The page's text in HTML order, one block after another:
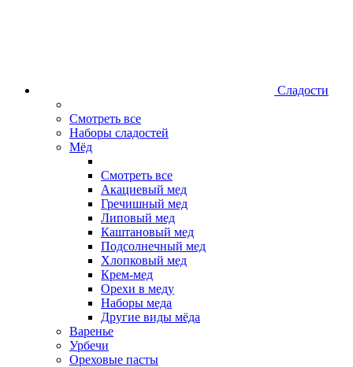
Сладости
Смотреть все
Наборы сладостей
Мёд
Смотреть все
Акациевый мед
Гречишный мед
Липовый мед
Каштановый мед
Подсолнечный мед
Хлопковый мед
Крем-мед
Орехи в меду
Наборы меда
Другие виды мёда
Варенье
Урбечи
Ореховые пасты